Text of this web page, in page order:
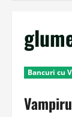
Bancuri cu